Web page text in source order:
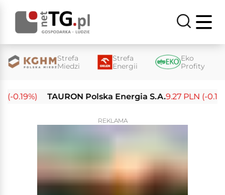
Strefa
Miedzi
Strefa
Energii
Eko
Profity
TAURON Polska Energia S.A.9.27 PLN (-0.14%)
REKLAMA